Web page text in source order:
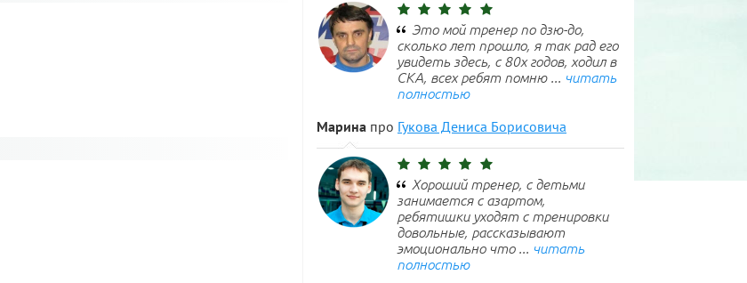
Это мой тренер по дзю-до,
сколько лет прошло, я так рад его
увидеть здесь, с 80х годов, ходил в
СКА, всех ребят помню ... читать
полностью
Марина про Гукова Дениса Борисовича
Хороший тренер, с детьми
занимается с азартом,
ребятишки уходят с тренировки
довольные, рассказывают
эмоционально что ... читать
полностью